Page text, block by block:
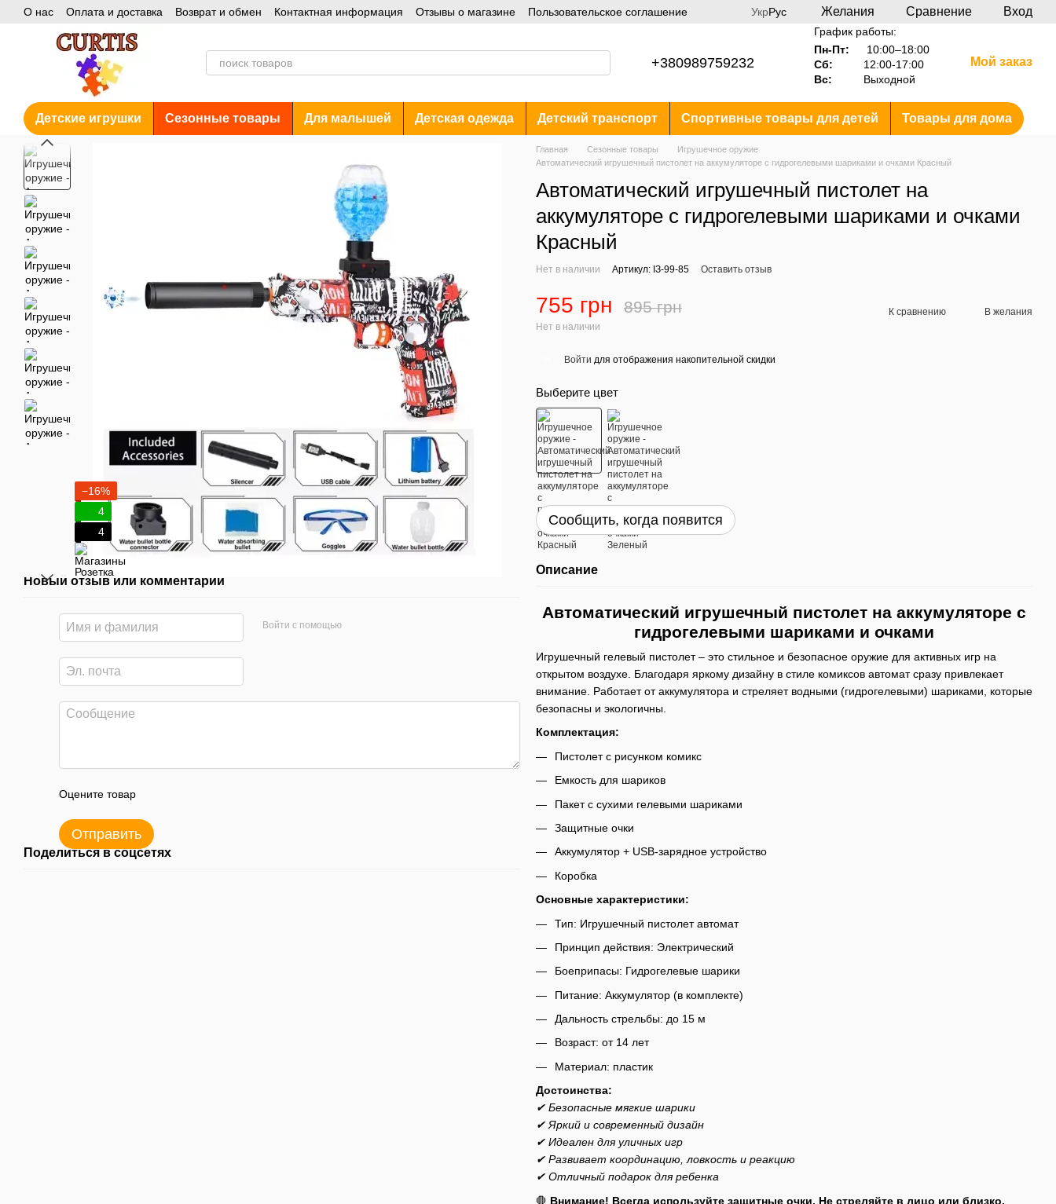
Перейти к основному контенту
О нас Оплата и доставка Возврат и обмен Контактная информация Отзывы о магазине
Пользовательское соглашение
УкрРус Желания Сравнение Вход
+380989759232
График работы:
Пн-Пт:
10:00–18:00
Сб:
12:00-17:00
Вс:
Выходной
Мой заказ
Детские игрушки Сезонные товары Для малышей Детская одежда Детский транспорт Спортивные товары для детей Товары для дома
−16%
4
4
Новый отзыв или комментарий
Войти с помощью
Оцените товар
Отправить
Поделиться в соцсетях
Главная Сезонные товары
Игрушечное оружие
Автоматический игрушечный пистолет на аккумуляторе с гидрогелевыми шариками и очками Красный
Автоматический игрушечный пистолет на
аккумуляторе с гидрогелевыми шариками и очками
Красный
Нет в наличии Артикул: ІЗ-99-85 Оставить отзыв
755 грн 895 грн
Нет в наличии
К сравнению В желания
Войти для отображения накопительной скидки
Выберите цвет
Сообщить, когда появится
Описание
Автоматический игрушечный пистолет на аккумуляторе с
гидрогелевыми шариками и очками
Игрушечный гелевый пистолет – это стильное и безопасное оружие для активных игр на
открытом воздухе. Благодаря яркому дизайну в стиле комиксов автомат сразу привлекает
внимание. Работает от аккумулятора и стреляет водными (гидрогелевыми) шариками, которые
безопасны и экологичны.
Комплектация:
Пистолет с рисунком комикс
Емкость для шариков
Пакет с сухими гелевыми шариками
Защитные очки
Аккумулятор + USB-зарядное устройство
Коробка
Основные характеристики:
Тип: Игрушечный пистолет автомат
Принцип действия: Электрический
Боеприпасы: Гидрогелевые шарики
Питание: Аккумулятор (в комплекте)
Дальность стрельбы: до 15 м
Возраст: от 14 лет
Материал: пластик
Достоинства:
✔ Безопасные мягкие шарики
✔ Яркий и современный дизайн
✔ Идеален для уличных игр
✔ Развивает координацию, ловкость и реакцию
✔ Отличный подарок для ребенка
🛑 Внимание! Всегда используйте защитные очки. Не стреляйте в лицо или близко.